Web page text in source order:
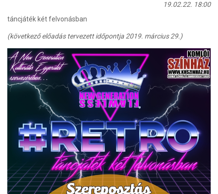
19.02.22. 18:00
táncjáték két felvonásban
(következő előadás tervezett időpontja 2019. március 29.)